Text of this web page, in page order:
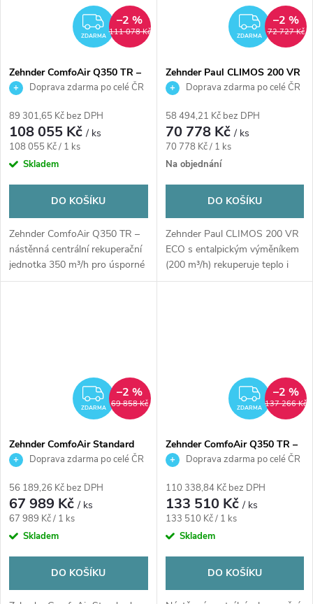
ZDARMA
ZDARMA 111 078 Kč
–2 %
Zehnder ComfoAir Q350 TR –
centrální rekuperační jednotka
Doprava zdarma po celé ČR
89 301,65 Kč bez DPH
108 055 Kč/ ks
Měrná
cena:
108 055 Kč / 1 ks
Skladem
DO KOŠÍKU
Zehnder ComfoAir Q350 TR –
nástěnná centrální rekuperační
jednotka 350 m³/h pro úsporné
a zdravé...
ZDARMA 72 727 Kč
–2 %
Zehnder Paul CLIMOS 200 VR
ECO – centrální rekuperační
entalpický výměník
Doprava zdarma po celé ČR
58 494,21 Kč bez DPH
70 778 Kč/ ks
Měrná
cena:
70 778 Kč / 1 ks
Na objednání
DO KOŠÍKU
Zehnder Paul CLIMOS 200 VR
ECO s entalpickým výměníkem
(200 m³/h) rekuperuje teplo i
vlhkost pro...
ZDARMA
ZDARMA 69 858 Kč
–2 %
Zehnder ComfoAir Standard
300 VR – centrální rekuperační
předehřívací registr
Doprava zdarma po celé ČR
56 189,26 Kč bez DPH
67 989 Kč/ ks
Měrná
cena:
67 989 Kč / 1 ks
Skladem
DO KOŠÍKU
ZDARMA 137 266 Kč
–2 %
Zehnder ComfoAir Q350 TR –
centrální rekuperační jednotka
výměník
Doprava zdarma po celé ČR
110 338,84 Kč bez DPH
133 510 Kč/ ks
Měrná
cena:
133 510 Kč / 1 ks
Skladem
DO KOŠÍKU